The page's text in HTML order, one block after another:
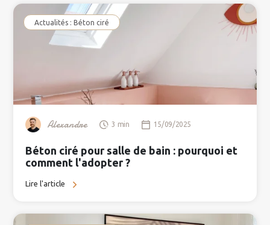
Actualités : Béton ciré
Alexandre 3 min 15/09/2025
Béton ciré pour salle de bain : pourquoi et
comment l'adopter ?
Lire l'article